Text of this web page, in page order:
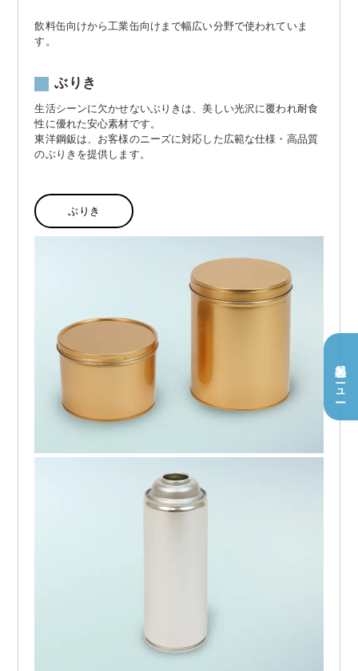
製品メニュー
飲料缶向けから工業缶向けまで幅広い分野で使われていま
す。
ぶりき
生活シーンに欠かせないぶりきは、美しい光沢に覆われ耐食
性に優れた安心素材です。
東洋鋼鈑は、お客様のニーズに対応した広範な仕様・高品質
のぶりきを提供します。
ぶりき